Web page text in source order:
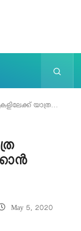
യാത്ര…
May 5, 2020